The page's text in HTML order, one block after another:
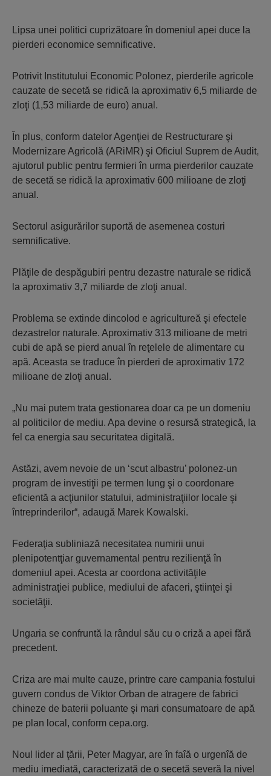
Lipsa unei politici cuprizătoare în domeniul apei duce la
pierderi economice semnificative.
Potrivit Institutului Economic Polonez, pierderile agricole
cauzate de secetă se ridică la aproximativ 6,5 miliarde de
zloţi (1,53 miliarde de euro) anual.
În plus, conform datelor Agenţiei de Restructurare şi
Modernizare Agricolă (ARiMR) şi Oficiul Suprem de Audit,
ajutorul public pentru fermieri în urma pierderilor cauzate
de secetă se ridică la aproximativ 600 milioane de zloţi
anual.
Sectorul asigurărilor suportă de asemenea costuri
semnificative.
Plăţile de despăgubiri pentru dezastre naturale se ridică
la aproximativ 3,7 miliarde de zloţi anual.
Problema se extinde dincolod e agricultureă şi efectele
dezastrelor naturale. Aproximativ 313 milioane de metri
cubi de apă se pierd anual în reţelele de alimentare cu
apă. Aceasta se traduce în pierderi de aproximativ 172
milioane de zloţi anual.
„Nu mai putem trata gestionarea doar ca pe un domeniu
al politicilor de mediu. Apa devine o resursă strategică, la
fel ca energia sau securitatea digitală.
Astăzi, avem nevoie de un ‘scut albastru’ polonez-un
program de investiţii pe termen lung şi o coordonare
eficientă a acţiunilor statului, administraţiilor locale şi
întreprinderilor“, adaugă Marek Kowalski.
Federaţia subliniază necesitatea numirii unui
plenipotentţiar guvernamental pentru rezilienţă în
domeniul apei. Acesta ar coordona activităţile
administraţiei publice, mediului de afaceri, ştiinţei şi
societăţii.
Ungaria se confruntă la rândul său cu o criză a apei fără
precedent.
Criza are mai multe cauze, printre care campania fostului
guvern condus de Viktor Orban de atragere de fabrici
chineze de baterii poluante şi mari consumatoare de apă
pe plan local, conform cepa.org.
Noul lider al ţării, Peter Magyar, are în faîă o urgenîă de
mediu imediată, caracterizată de o secetă severă la nivel